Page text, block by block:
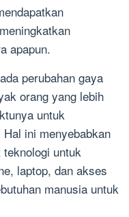
apapun.
perubahan gaya
orang yang lebih
untuk
ini menyebabkan
untuk
laptop, dan akses
manusia untuk